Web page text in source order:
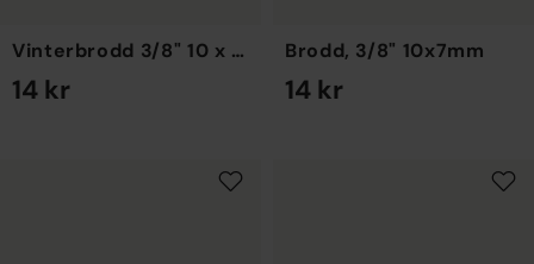
Vinterbrodd 3/8" 10 x 7 mm
14 kr
Brodd, 3/8" 10x7mm
14 kr